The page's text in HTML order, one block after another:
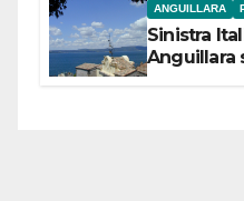
ANGUILLARA
Sinistra
Anguillara